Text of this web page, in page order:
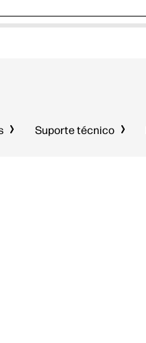
Suporte técnico